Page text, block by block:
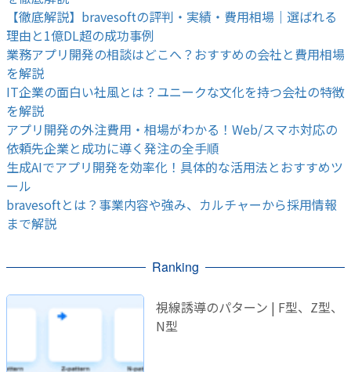
【徹底解説】bravesoftの評判・実績・費用相場｜選ばれる
理由と1億DL超の成功事例
業務アプリ開発の相談はどこへ？おすすめの会社と費用相場
を解説
IT企業の面白い社風とは？ユニークな文化を持つ会社の特徴
を解説
アプリ開発の外注費用・相場がわかる！Web/スマホ対応の
依頼先企業と成功に導く発注の全手順
生成AIでアプリ開発を効率化！具体的な活用法とおすすめツ
ール
bravesoftとは？事業内容や強み、カルチャーから採用情報
まで解説
Ranking
視線誘導のパターン | F型、Z型、
N型